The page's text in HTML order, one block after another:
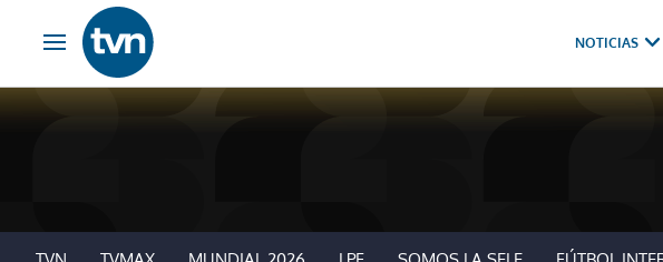
Ir al contenido
Obrir navegació
NOTICIAS